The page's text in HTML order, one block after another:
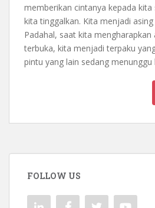
memberikan cintanya kepada kita
kita tinggalkan. Kita menjadi
Padahal, saat kita mengharapkan
terbuka, kita menjadi terpaku
pintu yang lain sedang menunggu
FOLLOW US